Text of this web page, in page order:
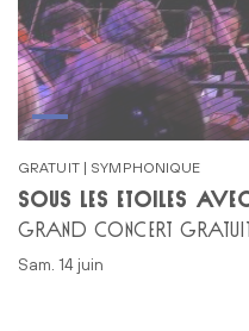
GRATUIT | SYMPHONIQUE
SOUS LES ÉTOILES
GRAND CONCERT
sam. 14 juin